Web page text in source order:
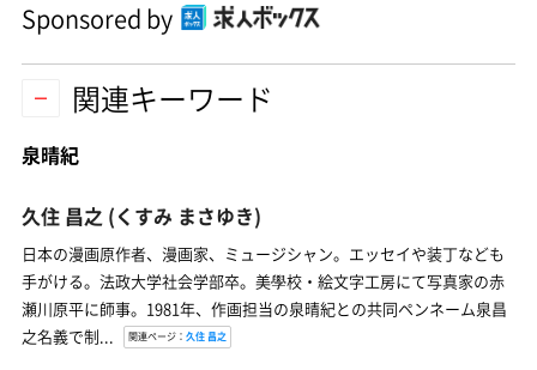
Sponsored by
関連キーワード
泉晴紀
久住 昌之 (くすみ まさゆき)
日本の漫画原作者、漫画家、ミュージシャン。エッセイや装丁なども
手がける。法政大学社会学部卒。美學校・絵文字工房にて写真家の赤
瀬川原平に師事。1981年、作画担当の泉晴紀との共同ペンネーム泉昌
之名義で制...
関連ページ： 久住 昌之